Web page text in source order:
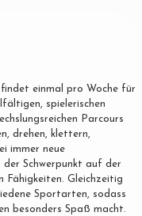
einmal pro Woche für
spielerischen
Parcours
drehen, klettern,
immer neue
der Schwerpunkt auf der
Fähigkeiten. Gleichzeitig
Sportarten, sodass
besonders Spaß macht.